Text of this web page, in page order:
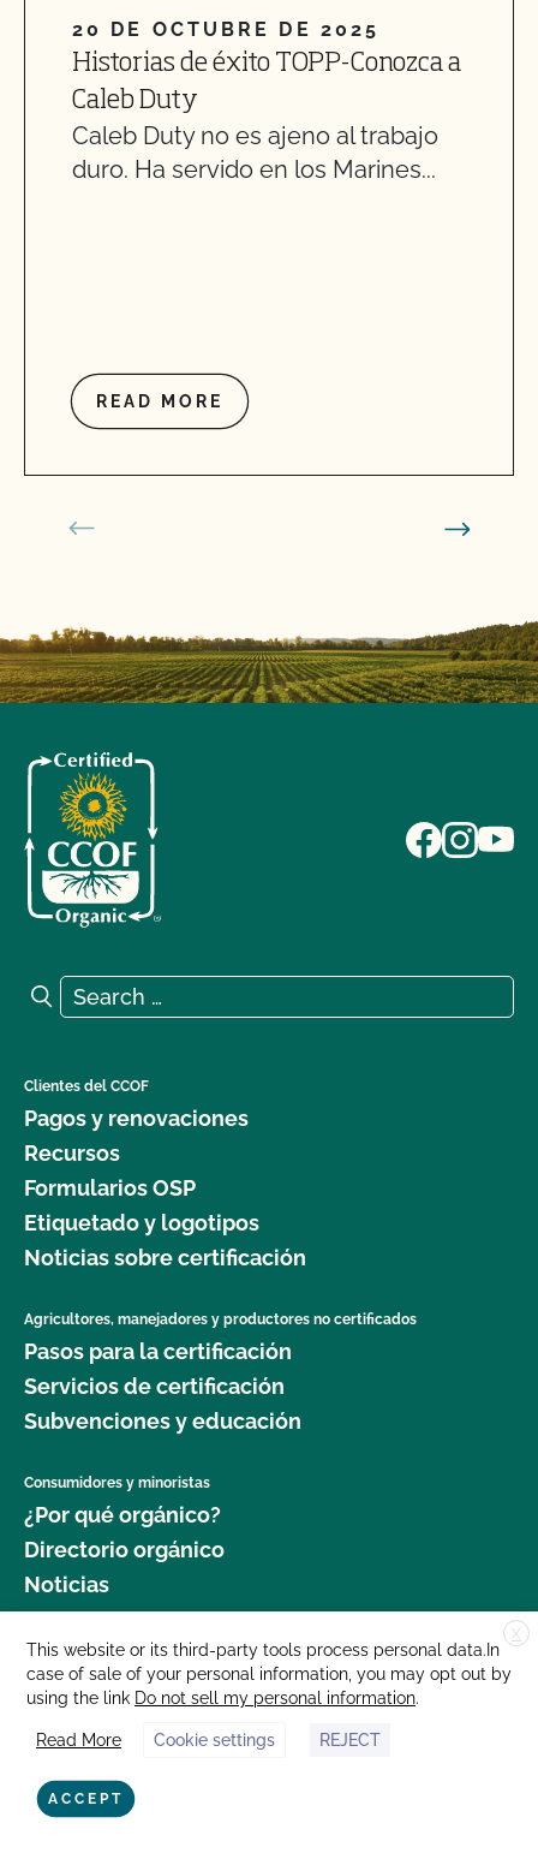
20 DE OCTUBRE DE 2025
Historias de éxito TOPP-Conozca a
Caleb Duty
Caleb Duty no es ajeno al trabajo
duro. Ha servido en los Marines...
READ MORE
Search for:
Search
Clientes del CCOF
Pagos y renovaciones
Recursos
Formularios OSP
Etiquetado y logotipos
Noticias sobre certificación
Agricultores, manejadores y productores no certificados
Pasos para la certificación
Servicios de certificación
Subvenciones y educación
Consumidores y minoristas
¿Por qué orgánico?
Directorio orgánico
Noticias
Donar
Carreras profesionales
Sala de prensa
Contáctenos
877 Cedar Street, Suite 248, Santa Cruz, CA 95060 © 2025 CCOF.org
X
This website or its third-party tools process personal data.In
case of sale of your personal information, you may opt out by
using the link Do not sell my personal information.
Read More Cookie settings REJECT
ACCEPT